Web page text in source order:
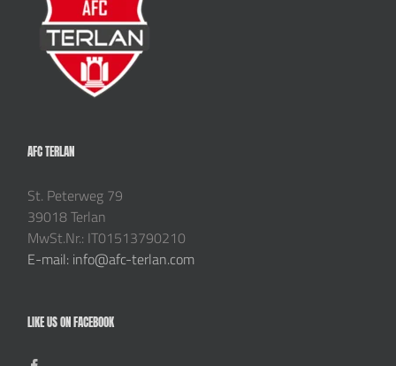
AFC TERLAN
St. Peterweg 79
39018 Terlan
MwSt.Nr.: IT01513790210
E-mail: info@afc-terlan.com
LIKE US ON FACEBOOK